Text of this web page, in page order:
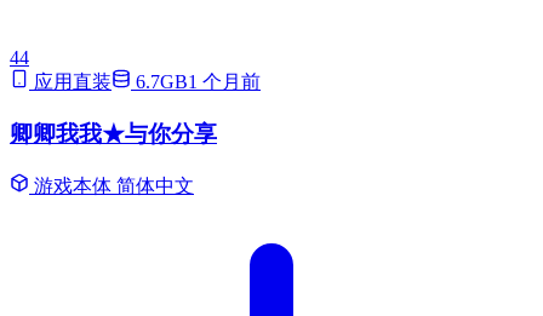
44
应用直装
6.7GB1 个月前
卿卿我我★与你分享
游戏本体 简体中文